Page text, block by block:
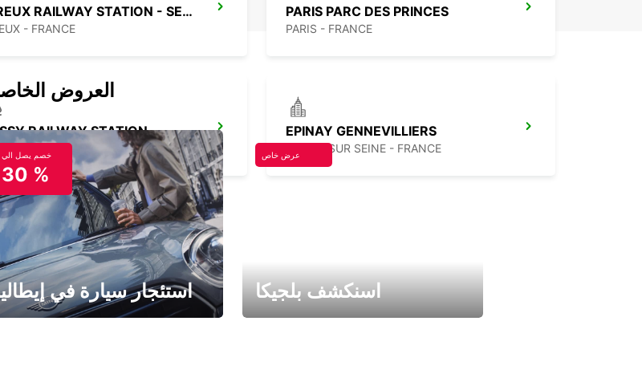
EVREUX RAILWAY STATION - SERVICE POINT
- FRANCE
PARIS PARC DES PRINCES
PARIS - FRANCE
RAILWAY STATION
- FRANCE
EPINAY GENNEVILLIERS
EPINAY SUR SEINE - FRANCE
العروض
خصم يصل الي
30 %
استئجار سيارة في
عرض خاص
اسنكشف بلجيكا